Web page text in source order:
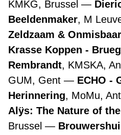
KMKG, Brussel
Beeldenmaker, M
Zeldzaam & Onmisbaar
Krasse Koppen -
Rembrandt, KMSKA,
GUM, Gent
ECHO -
Herinnering, MoMu,
Alÿs: The Nature of
Brussel